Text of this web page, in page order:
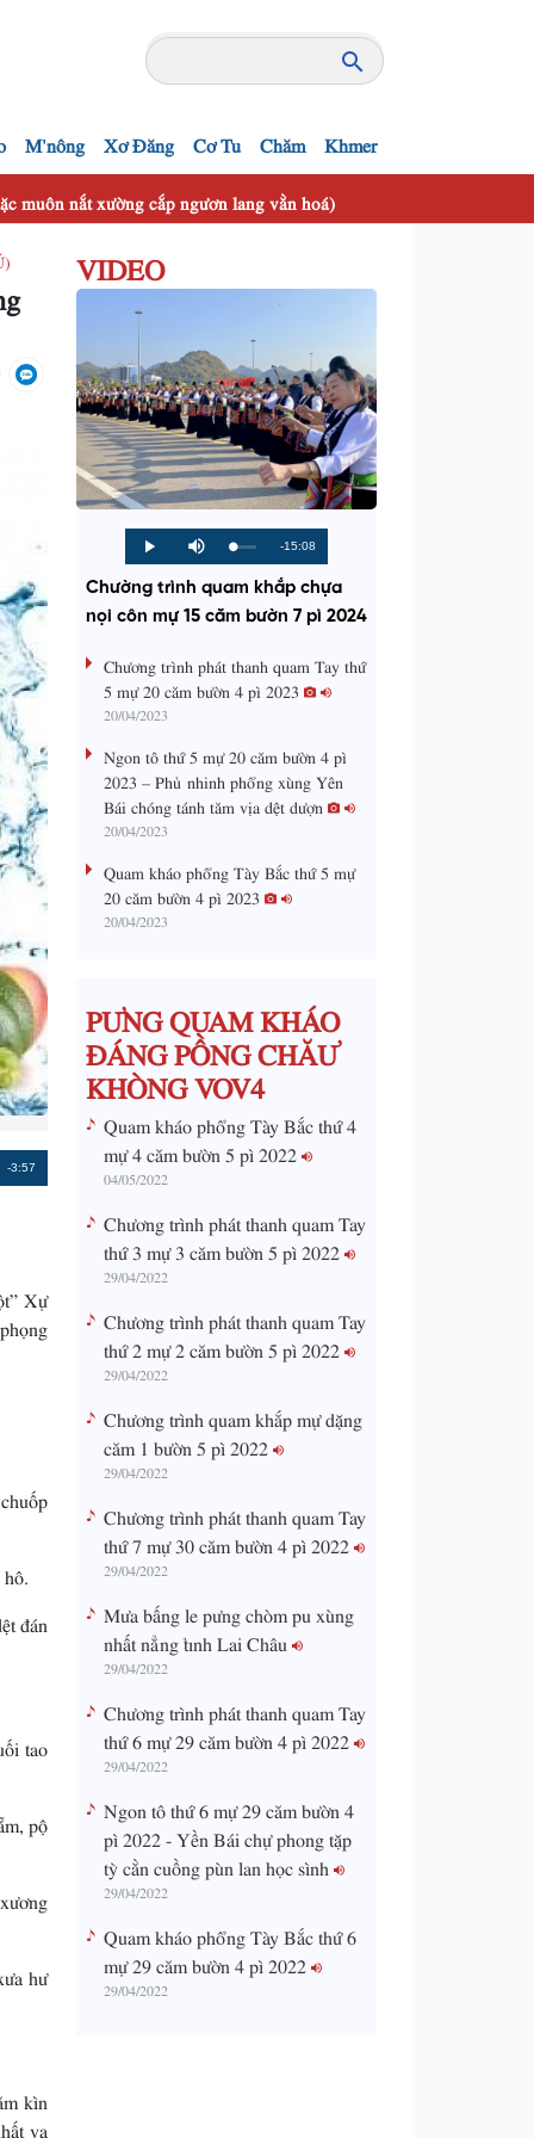
M'nông Xơ Đăng Cơ Tu Chăm Khmer
muôn nắt xường cắp ngươn lang vằn hoá)
Remaining
-3:57
Xự
đán
tao
pộ
hư
kìn
va
VIDEO
P
l
y
M
u
e
L
o
d
d
:
P
r
g
e
s
%
R
e
m
i
T
i
-15:08
Chường trình quam khắp chựa
nọi côn mự 15 căm bườn 7 pì 2024
Chương trình phát thanh quam Tay thứ
5 mự 20 căm bườn 4 pì 2023
20/04/2023
Ngon tô thứ 5 mự 20 căm bườn 4 pì
2023 – Phủ nhinh phổng xùng Yên
Bái chóng tánh tăm vịa dệt dượn
20/04/2023
Quam kháo phổng Tày Bắc thứ 5 mự
20 căm bườn 4 pì 2023
20/04/2023
PƯNG QUAM KHÁO
ĐÁNG PỒNG CHĂƯ
KHÒNG VOV4
Quam kháo phổng Tày Bắc thứ 4
mự 4 căm bườn 5 pì 2022
04/05/2022
Chương trình phát thanh quam Tay
thứ 3 mự 3 căm bườn 5 pì 2022
29/04/2022
Chương trình phát thanh quam Tay
thứ 2 mự 2 căm bườn 5 pì 2022
29/04/2022
Chương trình quam khắp mự dặng
căm 1 bườn 5 pì 2022
29/04/2022
Chương trình phát thanh quam Tay
thứ 7 mự 30 căm bườn 4 pì 2022
29/04/2022
Mưa bấng le pưng chòm pu xùng
nhất nẳng tỉnh Lai Châu
29/04/2022
Chương trình phát thanh quam Tay
thứ 6 mự 29 căm bườn 4 pì 2022
29/04/2022
Ngon tô thứ 6 mự 29 căm bườn 4
pì 2022 - Yền Bái chự phong tặp
tỳ cằn cuồng pùn lan học sình
29/04/2022
Quam kháo phổng Tày Bắc thứ 6
mự 29 căm bườn 4 pì 2022
29/04/2022